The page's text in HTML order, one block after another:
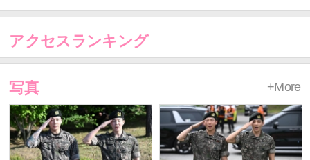
Coldplay×BTSに決定 dTVでは
逃し配信スタート！
映像をニコニコ生放送で配信
アクセスランキング
写真 +More